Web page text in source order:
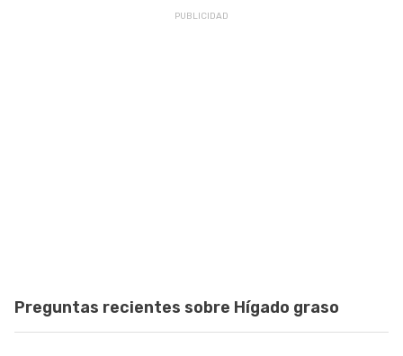
Preguntas recientes sobre Hígado graso